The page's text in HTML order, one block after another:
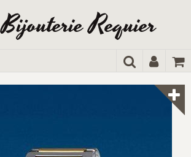
Bijouterie Requier